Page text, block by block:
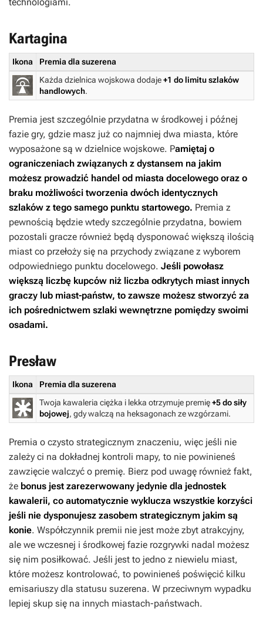
Kartagina
Ikona
Premia dla suzerena
Każda dzielnica wojskowa dodaje+1 do limitu szlaków
handlowych.
Premia jest szczególnie przydatna w środkowej i późnej
fazie gry, gdzie masz już co najmniej dwa miasta, które
wyposażone są w dzielnice wojskowe. Pamiętaj o
ograniczeniach związanych z dystansem na jakim
możesz prowadzić handel od miasta docelowego oraz o
braku możliwości tworzenia dwóch identycznych
szlaków z tego samego punktu startowego. Premia z
pewnością będzie wtedy szczególnie przydatna, bowiem
pozostali gracze również będą dysponować większą ilością
miast co przełoży się na przychody związane z wyborem
odpowiedniego punktu docelowego. Jeśli powołasz
większą liczbę kupców niż liczba odkrytych miast innych
graczy lub miast-państw, to zawsze możesz stworzyć za
ich pośrednictwem szlaki wewnętrzne pomiędzy swoimi
osadami.
Presław
Ikona
Premia dla suzerena
Twoja kawaleria ciężka i lekka otrzymuje premię+5 do siły
bojowej, gdy walczą na heksagonach ze wzgórzami.
Premia o czysto strategicznym znaczeniu, więc jeśli nie
zależy ci na dokładnej kontroli mapy, to nie powinieneś
zawzięcie walczyć o premię. Bierz pod uwagę również fakt,
że bonus jest zarezerwowany jedynie dla jednostek
kawalerii, co automatycznie wyklucza wszystkie korzyści
jeśli nie dysponujesz zasobem strategicznym jakim są
konie. Współczynnik premii nie jest może zbyt atrakcyjny,
ale we wczesnej i środkowej fazie rozgrywki nadal możesz
się nim posiłkować. Jeśli jest to jedno z niewielu miast,
które możesz kontrolować, to powinieneś poświęcić kilku
emisariuszy dla statusu suzerena. W przeciwnym wypadku
lepiej skup się na innych miastach-państwach.